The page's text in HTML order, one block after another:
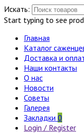
Искать:
Start typing to see
Главная
Каталог
Доставка и
Наши контакты
О нас
Новости
Советы
Галерея
Закладки 0
Login / Register